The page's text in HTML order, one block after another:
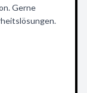
Gerne